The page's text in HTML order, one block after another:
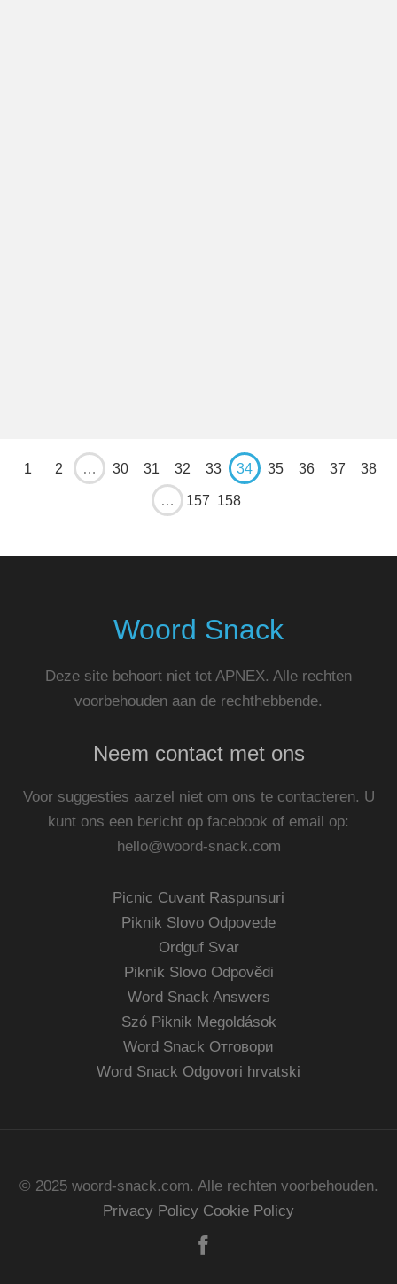
1 2 … 30 31 32 33 34 35 36 37 38
… 157 158
Woord Snack
Deze site behoort niet tot APNEX. Alle rechten
voorbehouden aan de rechthebbende.
Neem contact met ons
Voor suggesties aarzel niet om ons te contacteren. U
kunt ons een bericht op facebook of email op:
hello@woord-snack.com
Picnic Cuvant Raspunsuri
Piknik Slovo Odpovede
Ordguf Svar
Piknik Slovo Odpovědi
Word Snack Answers
Szó Piknik Megoldások
Word Snack Отговори
Word Snack Odgovori hrvatski
© 2025 woord-snack.com. Alle rechten voorbehouden.
Privacy Policy Cookie Policy